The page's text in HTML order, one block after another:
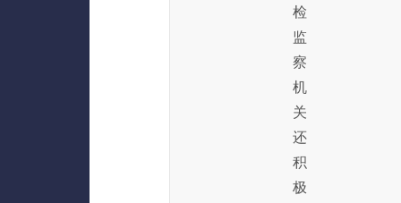
检
监
察
机
关
还
积
极